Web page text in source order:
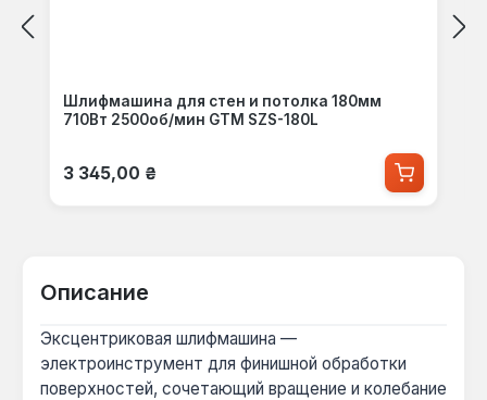
Шлифмашина для стен и потолка 180мм
710Вт 2500об/мин GTM SZS-180L
Обычная цена:
3 345,00 ₴
Описание
Эксцентриковая шлифмашина —
электроинструмент для финишной обработки
поверхностей, сочетающий вращение и колебание